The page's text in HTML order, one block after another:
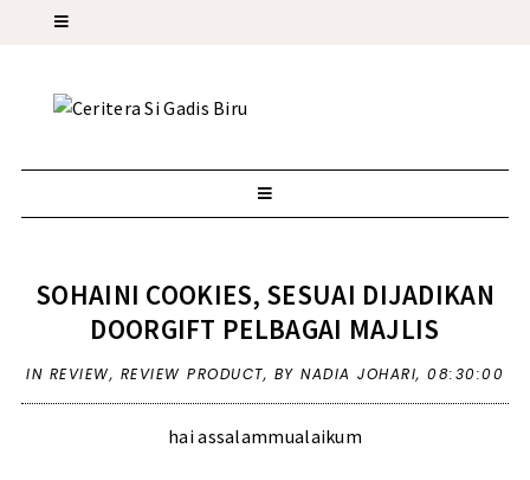
SOHAINI COOKIES, SESUAI DIJADIKAN
DOORGIFT PELBAGAI MAJLIS
IN REVIEW, REVIEW PRODUCT, BY NADIA JOHARI, 08:30:00
hai assalammualaikum